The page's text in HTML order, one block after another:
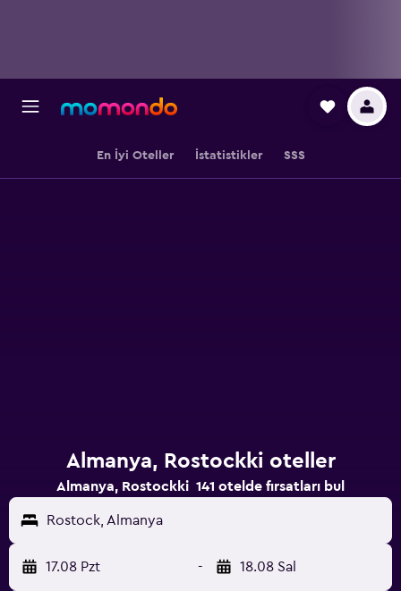
En İyi Oteller İstatistikler SSS
Almanya, Rostockki oteller
Almanya, Rostockki 141 otelde fırsatları bul
Rostock, Almanya
17.08 Pzt - 18.08 Sal